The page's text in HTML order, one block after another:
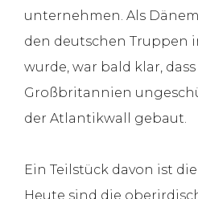
unternehmen. Als
den deutschen Truppen
wurde, war bald klar,
Großbritannien
der Atlantikwall gebaut.
Ein Teilstück davon ist
Heute sind die